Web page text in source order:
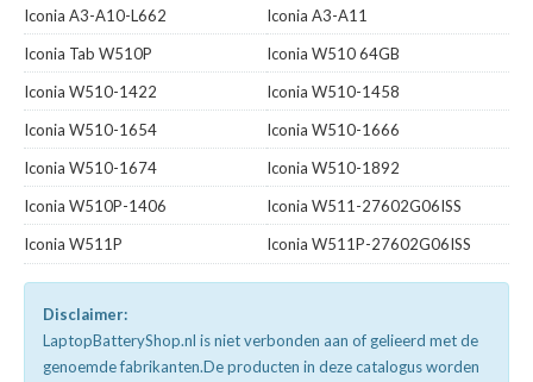
Iconia A3-A10-L662
Iconia A3-A11
Iconia Tab W510P
Iconia W510 64GB
Iconia W510-1422
Iconia W510-1458
Iconia W510-1654
Iconia W510-1666
Iconia W510-1674
Iconia W510-1892
Iconia W510P-1406
Iconia W511-27602G06ISS
Iconia W511P
Iconia W511P-27602G06ISS
Disclaimer:
LaptopBatteryShop.nl is niet verbonden aan of gelieerd met de
genoemde fabrikanten.De producten in deze catalogus worden